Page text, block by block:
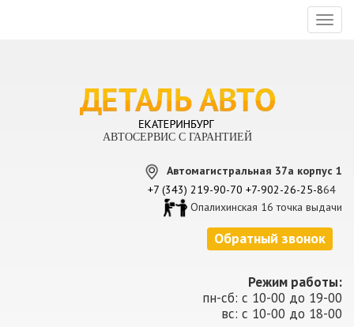
АВТОСЕРВИС С ГАРАНТИЕЙ
Автомагистральная 37а корпус 1
+7 (343) 219-90-70 +7-902-26-25-864
Опалихинская 16 точка выдачи
Обратный звонок
Режим работы:
пн-сб: с 10-00 до 19-00
вс: с 10-00 до 18-00